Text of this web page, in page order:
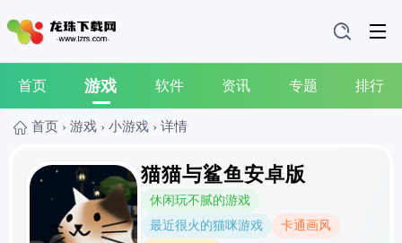
首页 游戏 软件 资讯 专题 排行
首页 › 游戏 › 小游戏 › 详情
猫猫与鲨鱼安卓版
休闲玩不腻的游戏
最近很火的猫咪游戏
卡通画风